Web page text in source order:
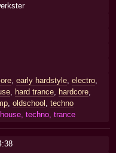
, early hardstyle, electro,
, hard trance, hardcore,
, oldschool , techno
techno, trance